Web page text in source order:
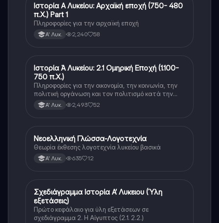
Νέα Ελληνικά
Ιστορία Α Λυκείου: Αρχαϊκή εποχή (750- 480
π.Χ.) Part 1
Πληροφορίες για την αρχαϊκή εποχή
Α' Λυκ. 2,240 58
Νέα Ελληνικά
Ιστορία Ά Λυκείου: 2.1 Ομηρική Εποχή (1.100-
750 π.Χ.)
Πληροφορίες για την οικονομία, την κοινωνία, την
πολιτική οργάνωση και τον πολιτισμό κατά την
διάρκεια της ομηρικής εποχής.
Α' Λυκ. 2,493 52
Νέα Ελληνικά
Νεοελληνική Γλώσσα-Λογοτεχνία
Θεωρία έκθεσης λογοτεχνία λυκείου βασικά
Α' Λυκ. 635 12
Νέα Ελληνικά
Σχεδιάγραμμα Ιστορία Α’ Λυκειου (Ύλη
εξετάσεις)
Πρώτο κεφάλαιο για ύλη εξετάσεων σε
σχεδιάγραμμα 2. Η Αίγυπτος (2.1. 2.2.)